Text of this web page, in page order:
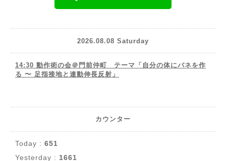
2026.08.08 Saturday
14:30 動作術の会＠門前仲町 テーマ「自分の体にバネを作
る 〜 足指接地と連動伸長反射」
カウンター
Today : 651
Yesterday : 1661